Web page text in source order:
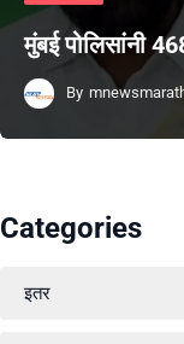
मुंबई पोलिसांनी
By
Categories
इतर